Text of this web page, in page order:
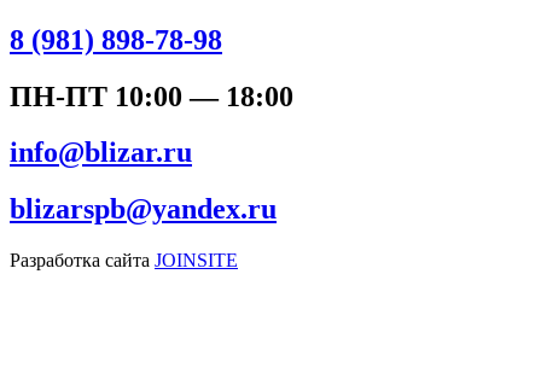
8 (981) 898-78-98
ПН-ПТ 10:00 — 18:00
info@blizar.ru
blizarspb@yandex.ru
Разработка сайта JOINSITE